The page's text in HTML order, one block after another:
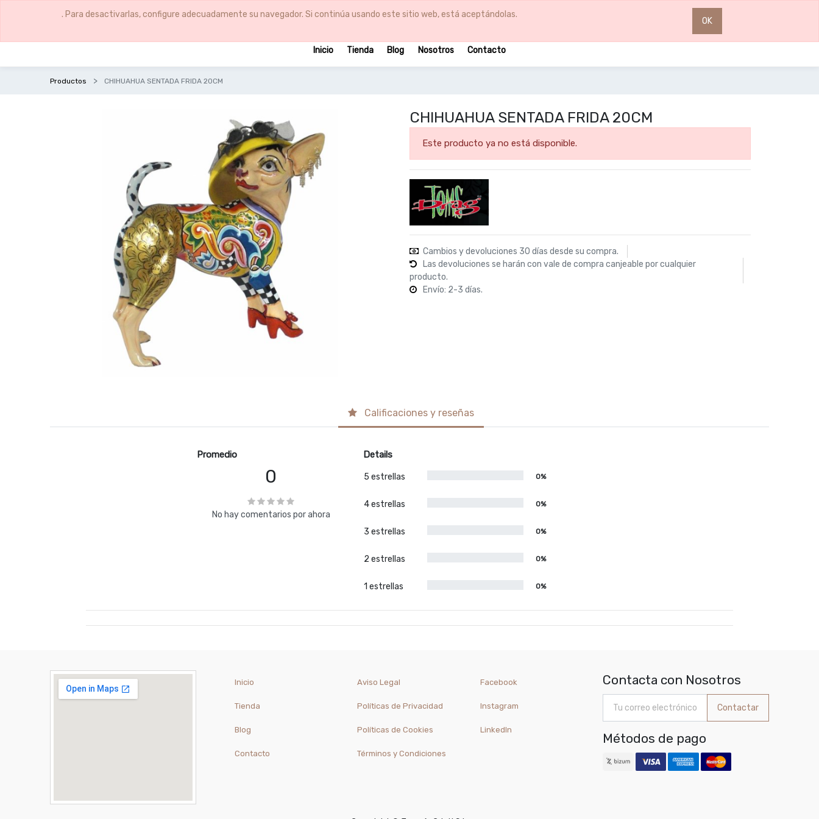
. Para desactivarlas, configure adecuadamente su navegador. Si continúa usando este sitio web, está aceptándolas.
OK
0
Inicio Tienda Blog Nosotros Contacto
Productos CHIHUAHUA SENTADA FRIDA 20CM
CHIHUAHUA SENTADA FRIDA 20CM
Este producto ya no está disponible.
Cambios y devoluciones 30 días desde su compra.
Las devoluciones se harán con vale de compra canjeable por cualquier
producto.
Envío: 2-3 días.
Calificaciones y reseñas
Promedio
0
No hay comentarios por ahora
Details
5 estrellas 0%
4 estrellas 0%
3 estrellas 0%
2 estrellas 0%
1 estrellas 0%
Inicio
Tienda
Blog
Contacto
Aviso Legal
Políticas de Privacidad
Políticas de Cookies
Términos y Condiciones
Facebook
Instagram
LinkedIn
Contacta con Nosotros
Contactar
Métodos de pago